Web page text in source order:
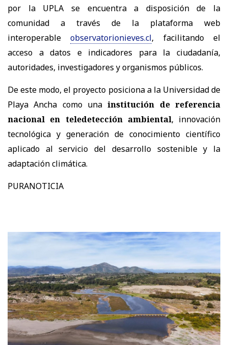
por la UPLA se encuentra a disposición de la
comunidad a través de la plataforma web
interoperable
observatorionieves.cl, facilitando el
acceso a datos e indicadores para la ciudadanía,
autoridades, investigadores y organismos públicos.
De este modo, el proyecto posiciona a la Universidad de
Playa Ancha como una institución de referencia
nacional en teledetección ambiental, innovación
tecnológica y generación de conocimiento científico
aplicado al servicio del desarrollo sostenible y la
adaptación climática.
PURANOTICIA